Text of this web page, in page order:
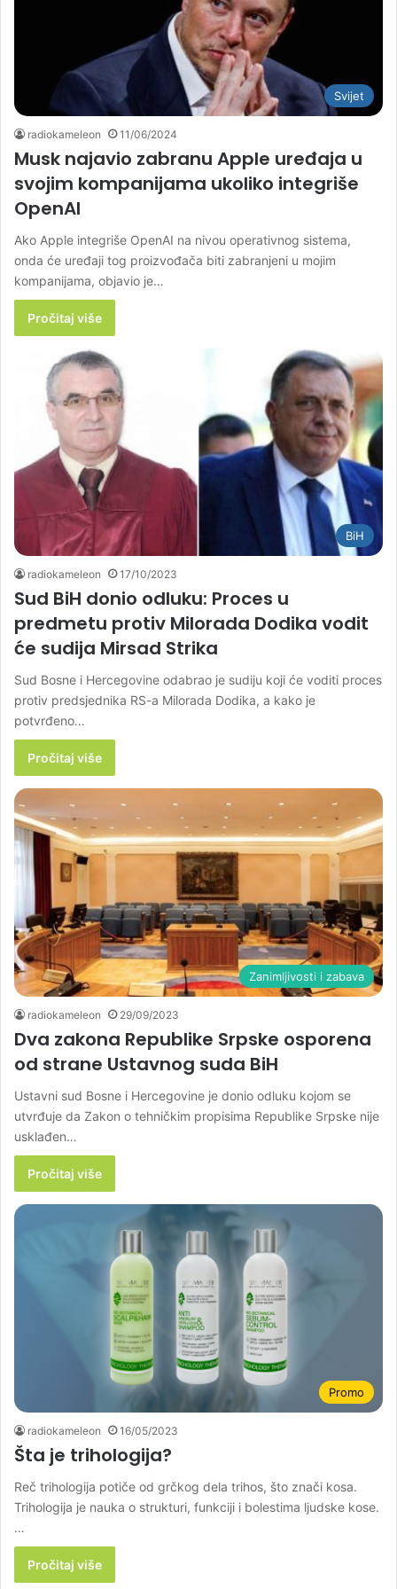
Svijet
radiokameleon 11/06/2024
Musk najavio zabranu Apple uređaja u
svojim kompanijama ukoliko integriše
OpenAI
Ako Apple integriše OpenAI na nivou operativnog sistema,
onda će uređaji tog proizvođača biti zabranjeni u mojim
kompanijama, objavio je…
Pročitaj više
BiH
radiokameleon 17/10/2023
Sud BiH donio odluku: Proces u
predmetu protiv Milorada Dodika vodit
će sudija Mirsad Strika
Sud Bosne i Hercegovine odabrao je sudiju koji će voditi proces
protiv predsjednika RS-a Milorada Dodika, a kako je
potvrđeno…
Pročitaj više
Zanimljivosti i zabava
radiokameleon 29/09/2023
Dva zakona Republike Srpske osporena
od strane Ustavnog suda BiH
Ustavni sud Bosne i Hercegovine je donio odluku kojom se
utvrđuje da Zakon o tehničkim propisima Republike Srpske nije
usklađen…
Pročitaj više
Promo
radiokameleon 16/05/2023
Šta je trihologija?
Reč trihologija potiče od grčkog dela trihos, što znači kosa.
Trihologija je nauka o strukturi, funkciji i bolestima ljudske kose.
…
Pročitaj više